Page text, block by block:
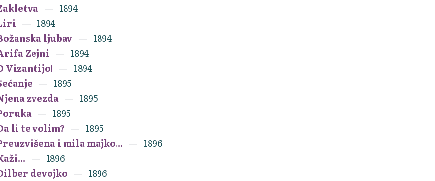
1894
1894
ljubav
1894
Zejni
1894
Vizantijo!
1894
1895
zvezda
1895
1895
li te volim?
1895
i mila majko...
1896
1896
devojko
1896